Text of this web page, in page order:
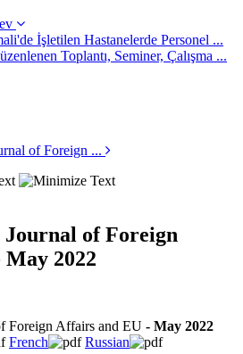
İşletilen Hastanelerde Personel ...
Toplantı, Seminer, Çalışma ...
of Foreign ...
Journal of Foreign
2022
Foreign Affairs and EU - May 2022
French Russian